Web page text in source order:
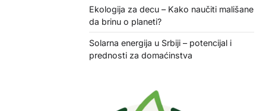
Ekologija za decu – Kako naučiti mališane
da brinu o planeti?
Solarna energija u Srbiji – potencijal i
prednosti za domaćinstva